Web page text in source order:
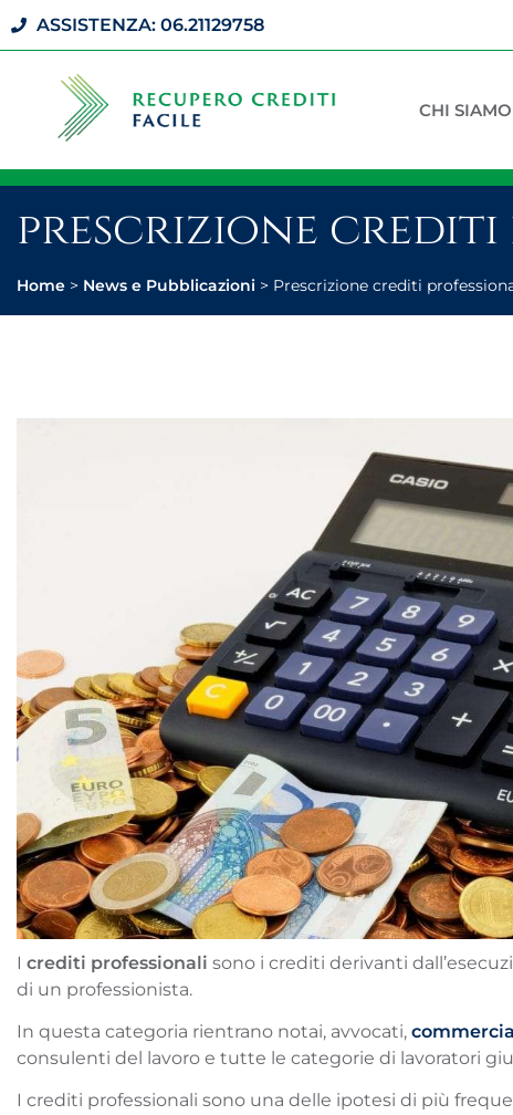
ASSISTENZA: 06.21129758
CHI SIAMO
prescrizione crediti
Home > News e Pubblicazioni > Prescrizione crediti
I crediti professionali sono i crediti derivanti
di un professionista.
In questa categoria rientrano notai, avvocati,
consulenti del lavoro e tutte le categorie di lavoratori
I crediti professionali sono una delle ipotesi di più